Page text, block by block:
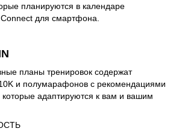
планируются в календаре
для смартфона.
планы тренировок содержат
и полумарафонов с рекомендациями
которые адаптируются к вам и вашим